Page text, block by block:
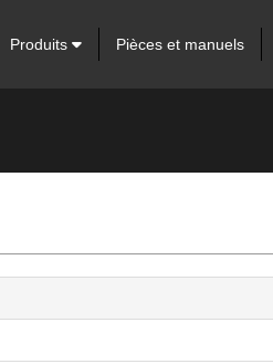
Produits Pièces et manuels